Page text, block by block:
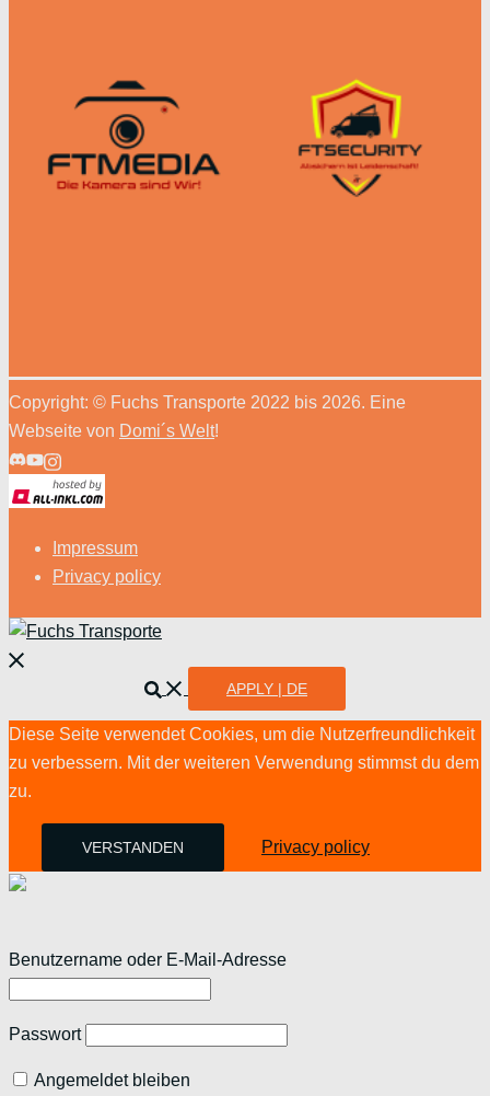
Copyright: © Fuchs Transporte 2022 bis 2026. Eine
Webseite von Domi´s Welt!
Impressum
Privacy policy
Menü
Suche APPLY | DE
Diese Seite verwendet Cookies, um die Nutzerfreundlichkeit
zu verbessern. Mit der weiteren Verwendung stimmst du dem
zu.
VERSTANDEN Privacy policy
Benutzername oder E-Mail-Adresse
Passwort
Angemeldet bleiben